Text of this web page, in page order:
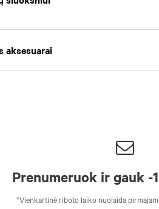
aksesuarai
Prenumeruok ir gauk -
*Vienkartinė riboto laiko nuolaida